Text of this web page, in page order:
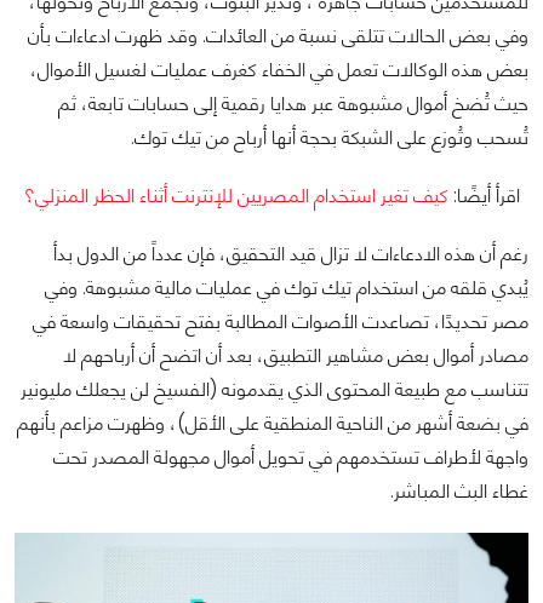
وفي بعض الحالات تتلقى نسبة من العائدات. وقد ظهرت ادعاءات بأن
بعض هذه الوكالات تعمل في الخفاء كغرف عمليات لغسيل الأموال،
حيث تُضخ أموال مشبوهة عبر هدايا رقمية إلى حسابات تابعة، ثم
تُسحب وتُوزع على الشبكة بحجة أنها أرباح من تيك توك.
اقرأ أيضًا:كيف تغير استخدام المصريين للإنترنت أثناء الحظر المنزلي؟
رغم أن هذه الادعاءات لا تزال قيد التحقيق، فإن عدداً من الدول بدأ
يُبدي قلقه من استخدام تيك توك في عمليات مالية مشبوهة. وفي
مصر تحديدًا، تصاعدت الأصوات المطالبة بفتح تحقيقات واسعة في
مصادر أموال بعض مشاهير التطبيق، بعد أن اتضح أن أرباحهم لا
تتناسب مع طبيعة المحتوى الذي يقدمونه (الفسيخ لن يجعلك مليونير
في بضعة أشهر من الناحية المنطقية على الأقل)، وظهرت مزاعم بأنهم
واجهة لأطراف تستخدمهم في تحويل أموال مجهولة المصدر تحت
غطاء البث المباشر.